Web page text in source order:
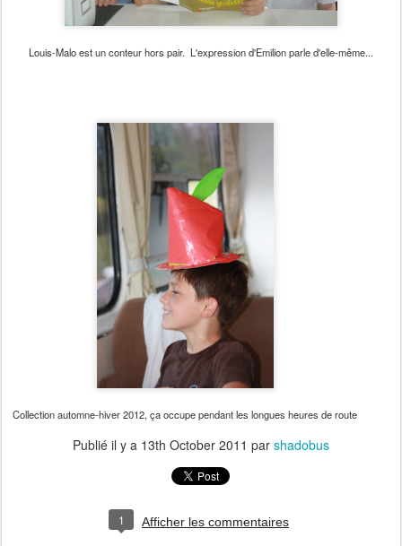
Louis-Malo est un conteur hors pair. L'expression d'Emilion parle d'elle-même...
Collection automne-hiver 2012, ça occupe pendant les longues heures de route
Publié il y a 13th October 2011 par shadobus
1 Afficher les commentaires